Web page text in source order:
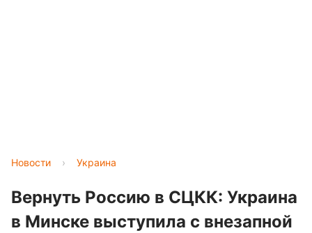
Новости › Украина
Вернуть Россию в СЦКК: Украина
в Минске выступила с внезапной